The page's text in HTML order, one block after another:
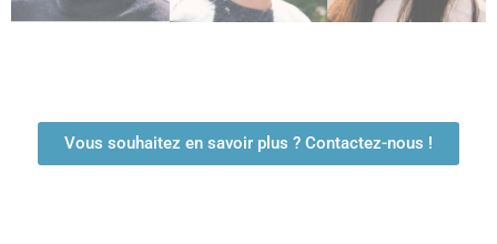
Vous souhaitez en savoir plus ? Contactez-nous !